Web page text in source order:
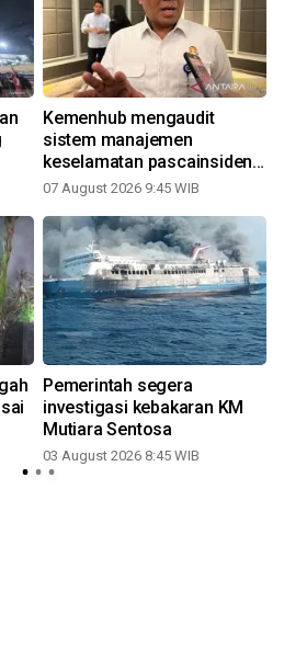
Kemenhub mengaudit
sistem manajemen
keselamatan pascainsiden
KMP Mutiara
07 August 2026 9:45 WIB
Pemerintah segera
investigasi kebakaran KM
Mutiara Sentosa
03 August 2026 8:45 WIB